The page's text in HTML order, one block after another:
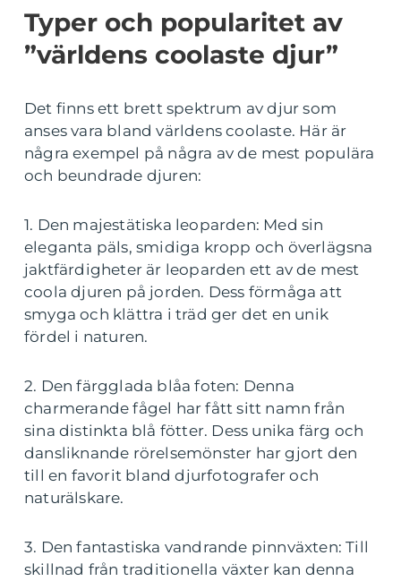
Typer och popularitet av
”världens coolaste djur”
Det finns ett brett spektrum av djur som
anses vara bland världens coolaste. Här är
några exempel på några av de mest populära
och beundrade djuren:
1. Den majestätiska leoparden: Med sin
eleganta päls, smidiga kropp och överlägsna
jaktfärdigheter är leoparden ett av de mest
coola djuren på jorden. Dess förmåga att
smyga och klättra i träd ger det en unik
fördel i naturen.
2. Den färgglada blåa foten: Denna
charmerande fågel har fått sitt namn från
sina distinkta blå fötter. Dess unika färg och
dansliknande rörelsemönster har gjort den
till en favorit bland djurfotografer och
naturälskare.
3. Den fantastiska vandrande pinnväxten: Till
skillnad från traditionella växter kan denna